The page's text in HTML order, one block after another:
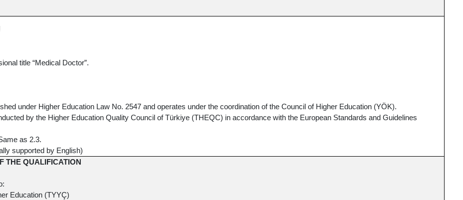
title “Medical Doctor”.
under Higher Education Law No. 2547 and operates under the coordination of the Council of Higher Education (YÖK).
by the Higher Education Quality Council of Türkiye (THEQC) in accordance with the European Standards and Guidelines
as 2.3.
supported by English)
THE QUALIFICATION
Education (TYYÇ)